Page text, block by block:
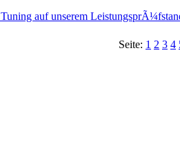
auf unserem
Seite: 1 2 3 4